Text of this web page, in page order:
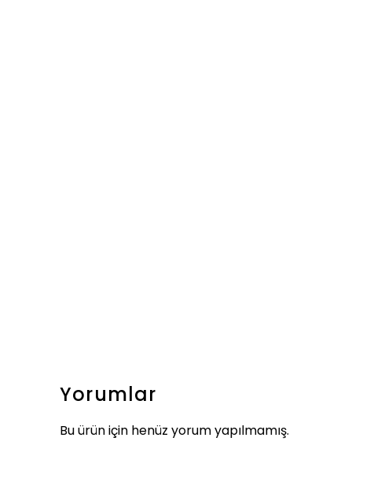
Yorumlar
Bu ürün için henüz yorum yapılmamış.